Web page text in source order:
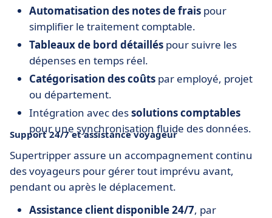
Automatisation des notes de frais pour
simplifier le traitement comptable.
Tableaux de bord détaillés pour suivre les
dépenses en temps réel.
Catégorisation des coûts par employé, projet
ou département.
Intégration avec dessolutions comptables
pour une synchronisation fluide des données.
Support 24/7 et assistance voyageur
Supertripper assure un accompagnement continu
des voyageurs pour gérer tout imprévu avant,
pendant ou après le déplacement.
Assistance client disponible 24/7, par